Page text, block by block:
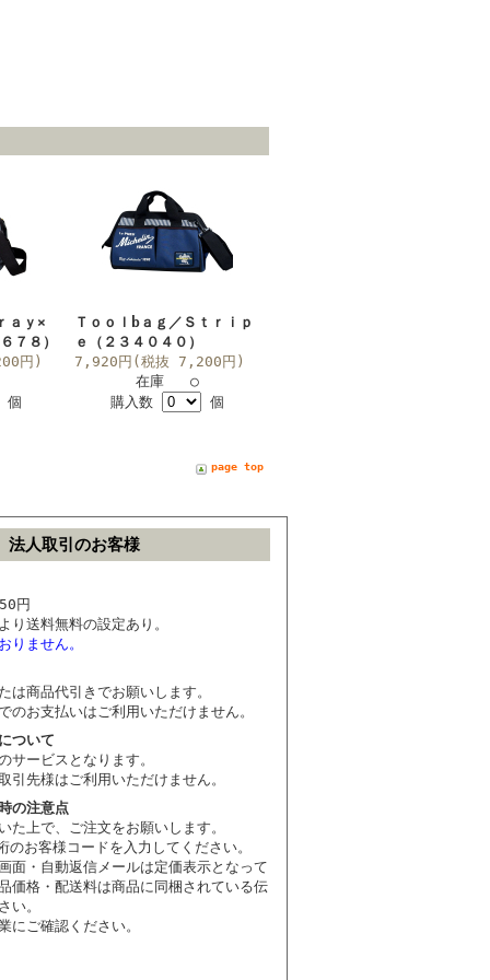
ａｙ×
７８）
円)
個
Ｔｏｏｌbａｇ／Ｓｔｒｉｐ
ｅ（２３４０４０）
7,920円(税抜 7,200円)
在庫 ○
購入数
個
page top
法人取引のお客様
円
り送料無料の設定あり。
りません。
は商品代引きでお願いします。
のお支払いはご利用いただけません。
ついて
サービスとなります。
引先様はご利用いただけません。
の注意点
た上で、ご注文をお願いします。
のお客様コードを入力してください。
面・自動返信メールは定価表示となって
価格・配送料は商品に同梱されている伝
い。
にご確認ください。